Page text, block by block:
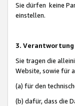
Sie dürfen keine
einstellen.
3.
Sie tragen die
Website, sowie für
(a) für den
(b) dafür, dass die